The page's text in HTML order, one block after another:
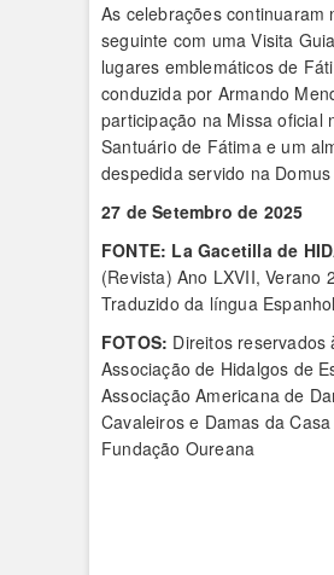
As celebrações continuaram
seguinte com uma Visita
lugares emblemáticos de
conduzida por Armando
participação na Missa oficial
Santuário de Fátima e um
despedida servido na Domus
27 de Setembro de 2025
FONTE: La Gacetilla de
(Revista) Ano LXVII, Verano
Traduzido da língua
FOTOS: Direitos reservados
Associação de Hidalgos de
Associação Americana de
Cavaleiros e Damas da
Fundação Oureana